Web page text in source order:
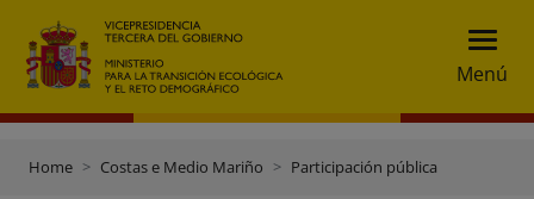
Menú
Home Costas e Medio Mariño Participación pública